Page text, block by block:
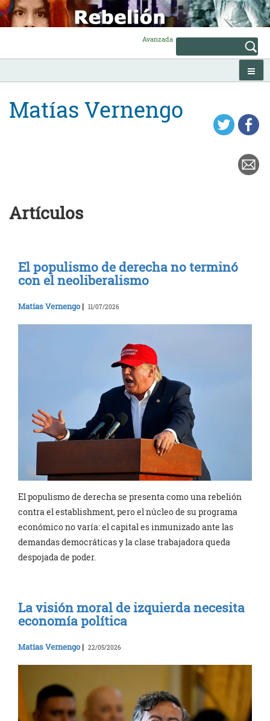
Skip
to
content
Avanzada
Matías Vernengo
Artículos
El populismo de derecha no terminó
con el neoliberalismo
Matías Vernengo| 11/07/2026
El populismo de derecha se presenta como una rebelión
contra el establishment, pero el núcleo de su programa
económico no varía: el capital es inmunizado ante las
demandas democráticas y la clase trabajadora queda
despojada de poder.
La visión moral de izquierda necesita
economía política
Matías Vernengo| 22/05/2026